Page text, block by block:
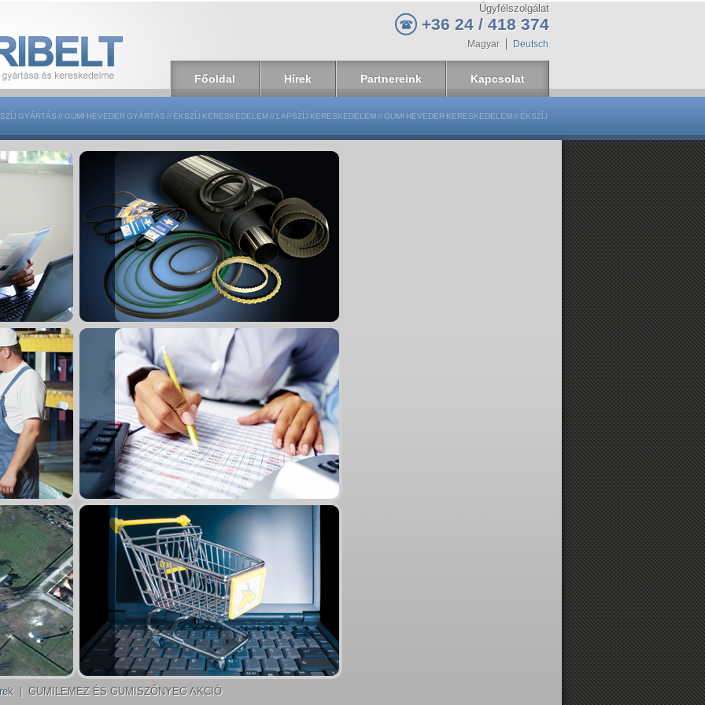
Ügyfélszolgálat
+36 24 / 418 374
Magyar Deutsch
Főoldal Hírek Partnereink Kapcsolat
GYÁRTÁS //GUMI HEVEDER GYÁRTÁS // ÉKSZÍJ KERESKEDELEM// LAPSZÍJ KERESKEDELEM//GUMI HEVEDER KERESKEDELEM// ÉKSZÍJ
| GUMILEMEZ ÉS GUMISZŐNYEG AKCIÓ